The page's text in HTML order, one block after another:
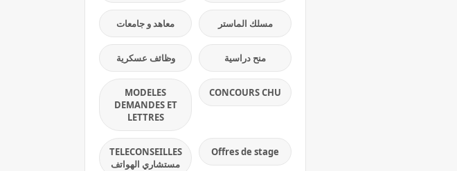
مسلك الماستر معاهد و جامعات
منح دراسية وظائف عسكرية
CONCOURS CHU
MODELES
DEMANDES ET
LETTRES
Offres de stage
TELECONSEILLES
مستشاري الهواتف